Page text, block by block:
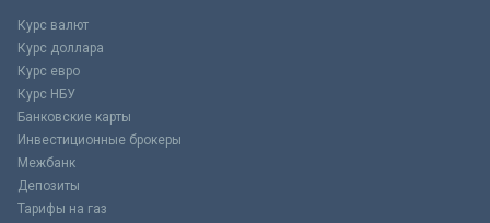
Курс валют
Курс доллара
Курс евро
Курс НБУ
Банковские карты
Инвестиционные брокеры
Межбанк
Депозиты
Тарифы на газ